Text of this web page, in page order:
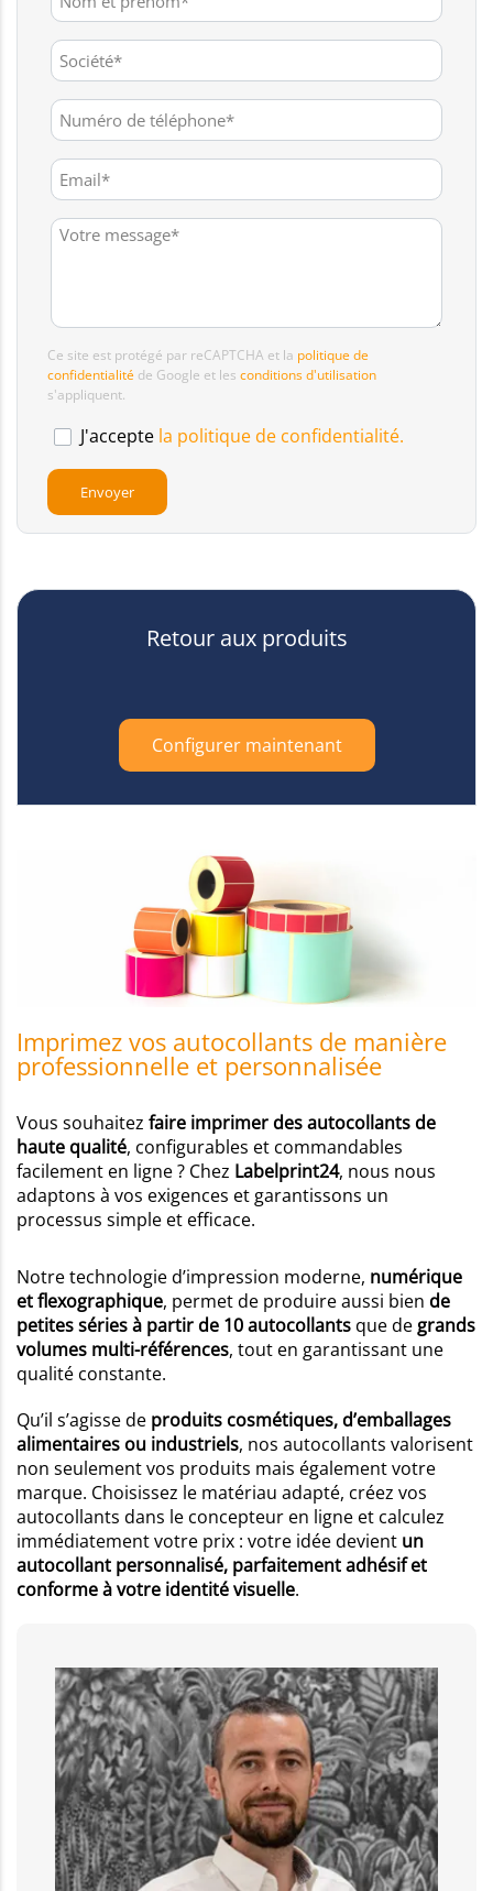
Ce site est protégé par reCAPTCHA et la politique de
confidentialité de Google et les conditions d'utilisation
s'appliquent.
J'accepte la politique de confidentialité.
Retour aux produits
Configurer maintenant
Imprimez vos autocollants de manière
professionnelle et personnalisée
Vous souhaitez faire imprimer des autocollants de
haute qualité, configurables et commandables
facilement en ligne ? Chez Labelprint24, nous nous
adaptons à vos exigences et garantissons un
processus simple et efficace.
Notre technologie d’impression moderne, numérique
et flexographique, permet de produire aussi bien de
petites séries à partir de 10 autocollants que de grands
volumes multi-références, tout en garantissant une
qualité constante.
Qu’il s’agisse de produits cosmétiques, d’emballages
alimentaires ou industriels, nos autocollants valorisent
non seulement vos produits mais également votre
marque. Choisissez le matériau adapté, créez vos
autocollants dans le concepteur en ligne et calculez
immédiatement votre prix : votre idée devient un
autocollant personnalisé, parfaitement adhésif et
conforme à votre identité visuelle.